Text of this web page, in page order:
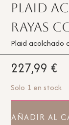
Plaid
rayas
Plaid acolchado
227,99 €
Solo 1 en stock
AÑADIR AL